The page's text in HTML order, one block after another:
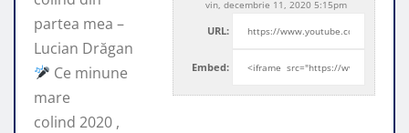
vin, decembrie 11, 2020 5:15pm
URL:
Embed:
partea mea –
Lucian Drăgan
Ce minune
mare
colind 2020 ,